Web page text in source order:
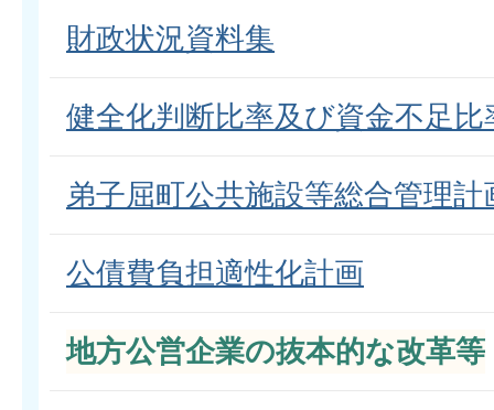
財政状況資料集
健全化判断比率及び資金不足比
弟子屈町公共施設等総合管理計
公債費負担適性化計画
地方公営企業の抜本的な改革等